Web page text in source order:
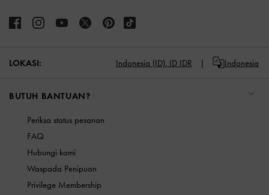
LOKASI: Indonesia (ID), ID IDR Indonesia
BUTUH BANTUAN?
Periksa status pesanan
FAQ
Hubungi kami
Waspada Penipuan
Privilege Membership